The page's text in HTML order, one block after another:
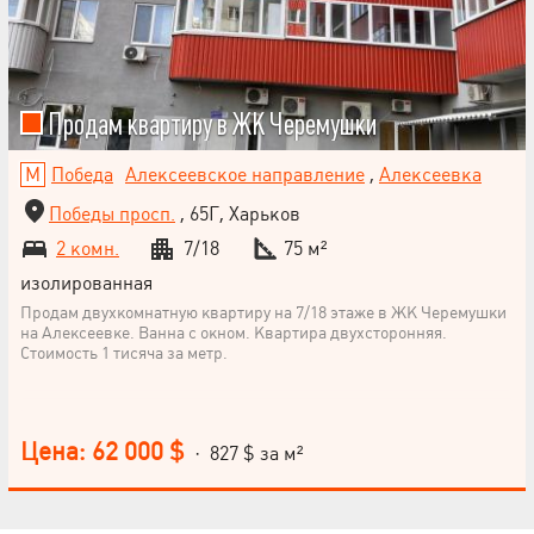
Продам квартиру в ЖК Черемушки
Победа Алексеевское направление, Алексеевка
Победы просп. , 65Г, Харьков
2 комн.
7/18
75 м²
изолированная
Продам двухкомнатную квартиру на 7/18 этаже в ЖК Черемушки
на Алексеевке. Ванна с окном. Квартира двухсторонняя.
Стоимость 1 тисяча за метр.
Цена: 62 000 $ · 827 $ за м²